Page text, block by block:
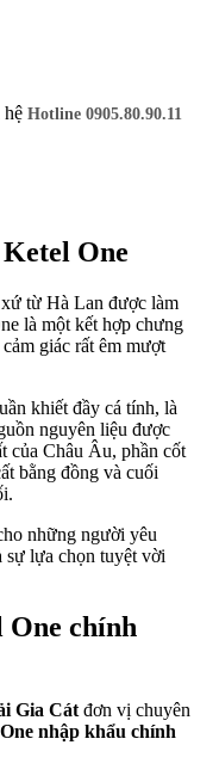
hệ Hotline 0905.80.90.11
One
từ Hà Lan được làm
là một kết hợp chưng
giác rất êm mượt
khiết đầy cá tính, là
nguyên liệu được
của Châu Âu, phần cốt
bằng đồng và cuối
những người yêu
sự lựa chọn tuyệt vời
One chính
Gia Cát đơn vị chuyên
nhập khẩu chính